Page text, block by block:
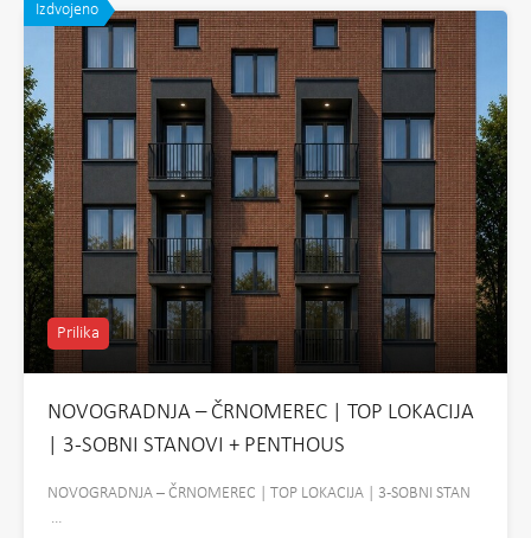
Izdvojeno
Prilika
NOVOGRADNJA – ČRNOMEREC | TOP LOKACIJA
| 3-SOBNI STANOVI + PENTHOUS
NOVOGRADNJA – ČRNOMEREC | TOP LOKACIJA | 3-SOBNI STAN
…